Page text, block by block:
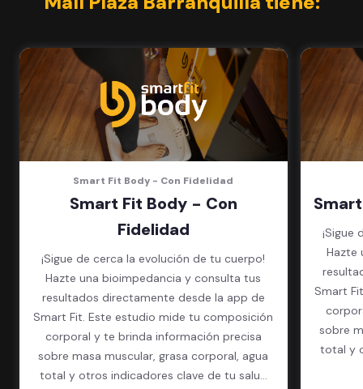
Smart Fit Body - Con Fidelidad
Smart Fit Body - Con
Fidelidad
¡Sigue de cerca la evolución de tu cuerpo!
Hazte una bioimpedancia y consulta tus
resultados directamente desde la app de
Smart Fit. Este estudio mide tu composición
corporal y te brinda información precisa
sobre masa muscular, grasa corporal, agua
total y otros indicadores clave de tu salud
¡Sigue
Hazte
Smart
sobre
total y